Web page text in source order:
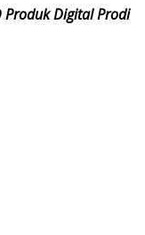
Produk Digital Prodi